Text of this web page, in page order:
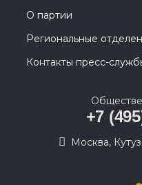
О партии
Региональные
Контакты пресс-
+7
Москва,